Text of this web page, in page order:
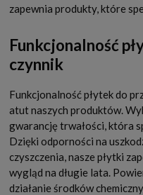
zapewnia produkty, które
Funkcjonalność
czynnik
Funkcjonalność płytek do
atut naszych produktów.
gwarancję trwałości, która
Dzięki odporności na
czyszczenia, nasze płytki
wygląd na długie lata.
działanie środków